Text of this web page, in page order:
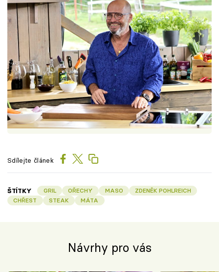
Sdílejte článek
ŠTÍTKY GRIL OŘECHY MASO
ZDENĚK POHLREICH
CHŘEST
STEAK MÁTA
Návrhy pro vás